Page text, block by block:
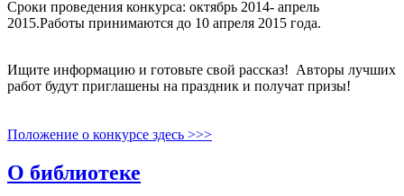
Сроки проведения конкурса: октябрь 2014- апрель
2015.Работы принимаются до 10 апреля 2015 года.
Ищите информацию и готовьте свой рассказ! Авторы лучших
работ будут приглашены на праздник и получат призы!
Положение о конкурсе здесь >>>
О библиотеке